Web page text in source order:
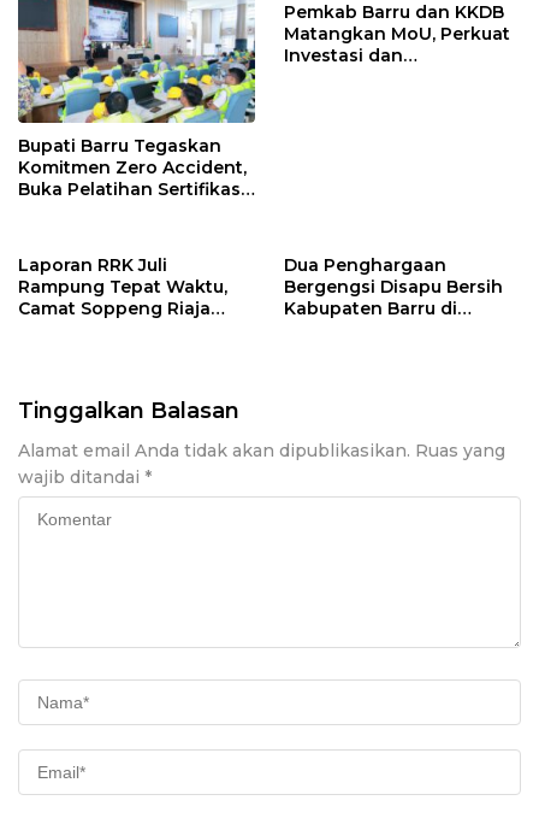
Bupati Barru Tegaskan
Komitmen Zero Accident,
Buka Pelatihan Sertifikasi
Pemkab Barru dan KKDB
Matangkan MoU, Perkuat
Investasi dan
Laporan RRK Juli
Rampung Tepat Waktu,
Camat Soppeng Riaja
Dua Penghargaan
Bergengsi Disapu Bersih
Kabupaten Barru di
Tinggalkan Balasan
Alamat email Anda tidak akan dipublikasikan. Ruas yang
wajib ditandai *